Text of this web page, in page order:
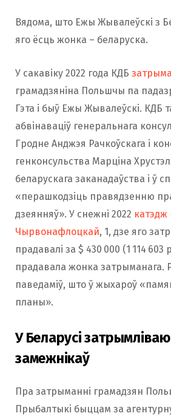
Вядома, што Ежы Жывалеўскі з
яго ёсць жонка – беларуска.
У сакавіку 2022 года КДБ
грамадзяніна Польшчы па
Гэта і быў Ежы Жывалеўскі. КДБ
абвінаваціў генеральнага
Гродне Анджэя Рачкоўскага і
генконсульства Марціна
беларускага заканадаўства і ў
«перашкодзіць правядзенню
дзеянняў». У снежні 2022 катэдж
Чырвонафлоцкай, 1, дзе яго
прадавалі за $ 430 000 (1 114 603
прадавала жонка затрыманага.
паведаміў, што ў жыхароў
планы».
У Беларусі
замежнікаў
Пра затрыманні грамадзян
Прыбалтыкі быццам за